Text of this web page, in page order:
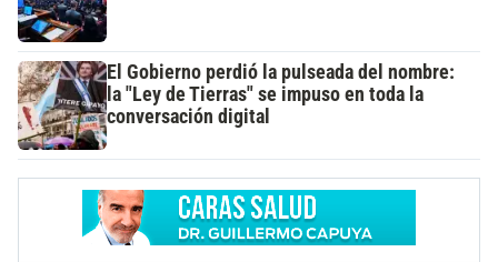
El Gobierno perdió la pulseada del nombre:
la "Ley de Tierras" se impuso en toda la
conversación digital